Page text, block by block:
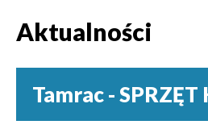
Aktualności
Tamrac -